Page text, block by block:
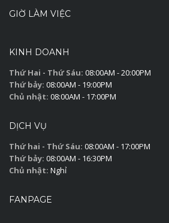
GIỜ LÀM VIỆC
KINH DOANH
Thứ Hai - Thứ Sáu: 08:00AM - 20:00PM
Thứ bảy: 08:00AM - 19:00PM
Chủ nhật: 08:00AM - 17:00PM
DỊCH VỤ
Thứ hai - Thứ Sáu: 08:00AM - 17:00PM
Thứ bảy: 08:00AM - 16:30PM
Chủ nhật: Nghỉ
FANPAGE